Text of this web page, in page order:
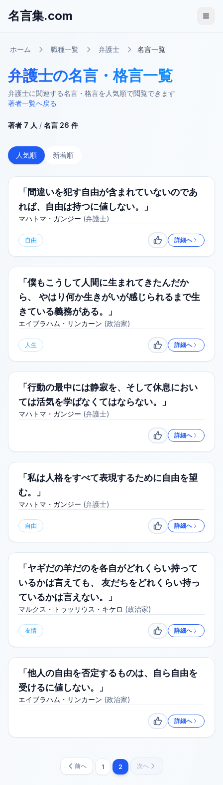
名言集.com
ホーム 職種一覧 弁護士 名言一覧
弁護士の名言・格言一覧
弁護士に関連する名言・格言を人気順で閲覧できます
著者一覧へ戻る
著者 7 人 / 名言 26 件
人気順 新着順
「間違いを犯す自由が含まれていないのであ
れば、自由は持つに値しない。」
マハトマ・ガンジー (弁護士)
自由 いいね詳細へ
「僕もこうして人間に生まれてきたんだか
ら、 やはり何か生きがいが感じられるまで生
きている義務がある。」
エイブラハム・リンカーン (政治家)
人生 いいね詳細へ
「行動の最中には静寂を、そして休息におい
ては活気を学ばなくてはならない。」
マハトマ・ガンジー (弁護士)
いいね詳細へ
「私は人格をすべて表現するために自由を望
む。」
マハトマ・ガンジー (弁護士)
自由 いいね詳細へ
「ヤギだの羊だのを各自がどれくらい持って
いるかは言えても、 友だちをどれくらい持っ
ているかは言えない。」
マルクス・トゥッリウス・キケロ (政治家)
友情 いいね詳細へ
「他人の自由を否定するものは、自ら自由を
受けるに値しない。」
エイブラハム・リンカーン (政治家)
いいね詳細へ
前へ 1 2 次へ